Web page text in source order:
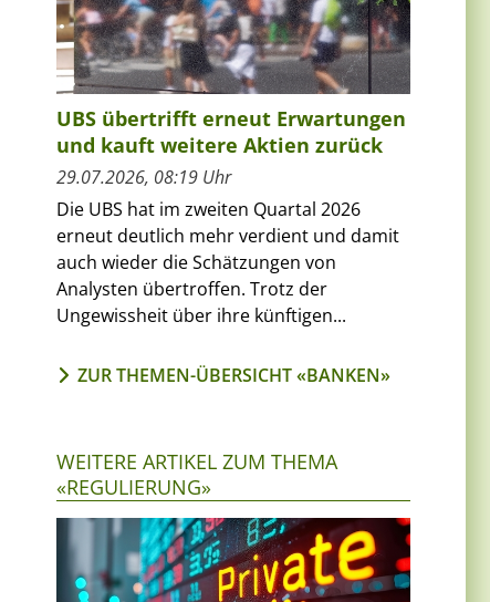
UBS übertrifft erneut Erwartungen
und kauft weitere Aktien zurück
29.07.2026, 08:19 Uhr
Die UBS hat im zweiten Quartal 2026
erneut deutlich mehr verdient und damit
auch wieder die Schätzungen von
Analysten übertroffen. Trotz der
Ungewissheit über ihre künftigen...
ZUR THEMEN-ÜBERSICHT «BANKEN»
WEITERE ARTIKEL ZUM THEMA
«REGULIERUNG»